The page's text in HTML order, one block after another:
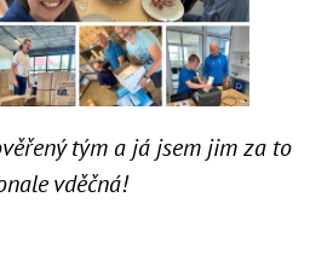
tým a já jsem jim za to
vděčná!